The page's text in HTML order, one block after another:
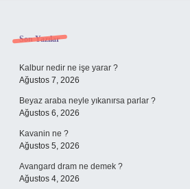
Sidebar
Son Yazılar
Kalbur nedir ne işe yarar ?
Ağustos 7, 2026
Beyaz araba neyle yıkanırsa parlar ?
Ağustos 6, 2026
Kavanin ne ?
Ağustos 5, 2026
Avangard dram ne demek ?
Ağustos 4, 2026